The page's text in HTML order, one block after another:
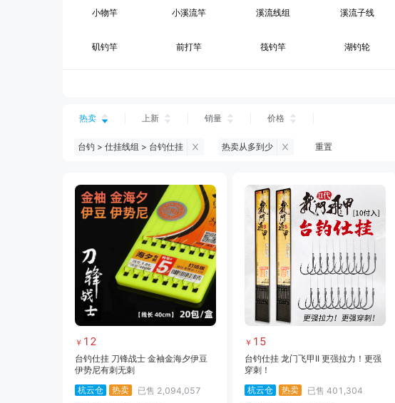
小物竿 小溪流竿 溪流线组 溪流子线
矶钓竿 前打竿 筏钓竿 湖钓轮
台钓仕挂 台钓钩
钓鱼伞 台钓服饰 台钓装备
黑坑浮漂 黑坑配件 黑坑钓灯
黑坑饵料 马口竿 路亚竿 雷强竿
路亚装备 海钓竿 海钓轮 海钓线
热卖 上新 销量 价格
台钓 > 仕挂线组 > 台钓仕挂 热卖从多到少 重置
￥ 12
台钓仕挂 刀锋战士 金袖金海夕伊豆
伊势尼有刺无刺
杭云仓
热卖 已售 2,094,057
￥ 15
台钓仕挂 龙门飞甲II 更强拉力！更强
穿刺！
杭云仓
热卖 已售 401,304